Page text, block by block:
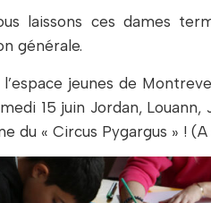
laissons ces dames
générale.
jeunes de
15 juin Jordan,
du « Circus Pygargus » !